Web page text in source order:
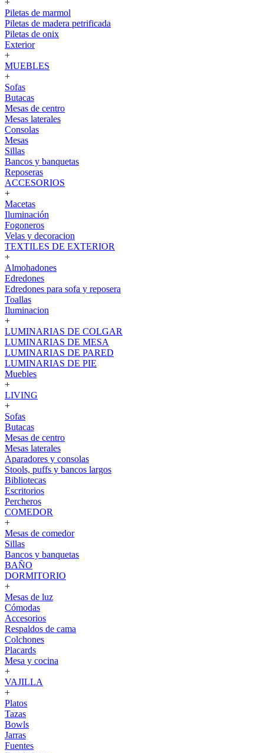
+
Piletas de marmol
Piletas de madera petrificada
Piletas de onix
Exterior
+
MUEBLES
+
Sofas
Butacas
Mesas de centro
Mesas laterales
Consolas
Mesas
Sillas
Bancos y banquetas
Reposeras
ACCESORIOS
+
Macetas
Iluminación
Fogoneros
Velas y decoracion
TEXTILES DE EXTERIOR
+
Almohadones
Edredones
Edredones para sofa y reposera
Toallas
Iluminacion
+
LUMINARIAS DE COLGAR
LUMINARIAS DE MESA
LUMINARIAS DE PARED
LUMINARIAS DE PIE
Muebles
+
LIVING
+
Sofas
Butacas
Mesas de centro
Mesas laterales
Aparadores y consolas
Stools, puffs y bancos largos
Bibliotecas
Escritorios
Percheros
COMEDOR
+
Mesas de comedor
Sillas
Bancos y banquetas
BAÑO
DORMITORIO
+
Mesas de luz
Cómodas
Accesorios
Respaldos de cama
Colchones
Placards
Mesa y cocina
+
VAJILLA
+
Platos
Tazas
Bowls
Jarras
Fuentes